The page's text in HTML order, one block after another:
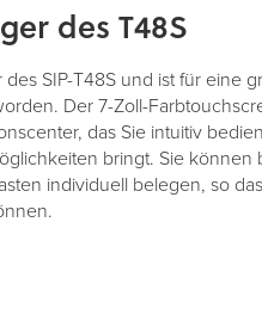
des T48S
SIP-T48S und ist für eine
Der 7-Zoll-
das Sie intuitiv
bringt. Sie können
individuell belegen, so